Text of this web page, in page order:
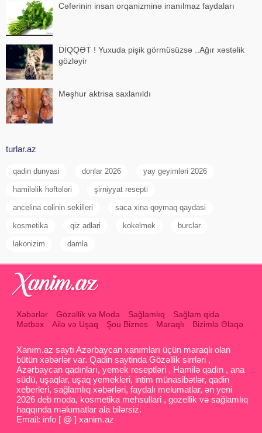
Cəfərinin insan orqanizminə inanılmaz faydaları
DİQQƏT ! Yuxuda pişik görmüsüzsə ..Ağır xəstəlik
gözləyir
Məşhur aktrisa saxlanıldı
turlar.az
qadin dunyasi donlar 2026 yay geyimləri 2026
hamiləlik həftələri şirniyyat resepti
ancelina colinin sekilleri saca xina qoymaq qaydasi
kosmetika qiz adlari kokelmek burclər
lakonizim damla
Xəbərlər Gözəllik və Moda Sağlamlıq
Sağlam qida
Mətbəx
Ailə və Uşaq Şou Biznes Maraqlı Bizimlə Əlaqə
Xanım.az saytı Azərbaycan xanımları üçün maraqlı olan
bütün xəbərlər var. Qadin saytinda Gözəllik sirrləri ,
Azərbaycan qadınları, yemek reseptləri , Hamilə qadın , ana
südü, uşaqlar, uşaq yemekleri, intim münasibətlər, qadin
xeberleri, sağlamlıq xəbərləri, faydalı melumatlar, ən yeni
2026 deb moda, kosmetika mehsullari , gozellik və sağlamlıq
haqqında məlumatlar ala bilərsiz.
Email: info [ @ ] xanim.az